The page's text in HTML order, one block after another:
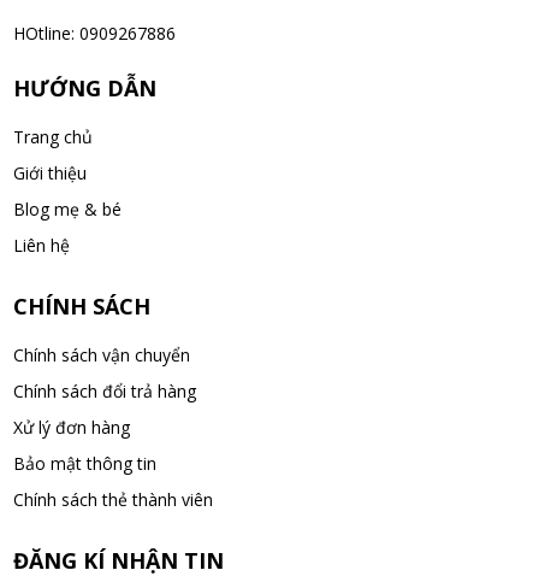
HOtline: 0909267886
HƯỚNG DẪN
Trang chủ
Giới thiệu
Blog mẹ & bé
Liên hệ
CHÍNH SÁCH
Chính sách vận chuyển
Chính sách đổi trả hàng
Xử lý đơn hàng
Bảo mật thông tin
Chính sách thẻ thành viên
ĐĂNG KÍ NHẬN TIN